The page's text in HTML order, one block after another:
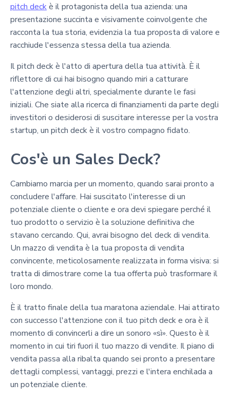
pitch deckè il protagonista della tua azienda: una
presentazione succinta e visivamente coinvolgente che
racconta la tua storia, evidenzia la tua proposta di valore e
racchiude l'essenza stessa della tua azienda.
Il pitch deck è l'atto di apertura della tua attività. È il
riflettore di cui hai bisogno quando miri a catturare
l'attenzione degli altri, specialmente durante le fasi
iniziali. Che siate alla ricerca di finanziamenti da parte degli
investitori o desiderosi di suscitare interesse per la vostra
startup, un pitch deck è il vostro compagno fidato.
Cos'è un Sales Deck?
Cambiamo marcia per un momento, quando sarai pronto a
concludere l'affare. Hai suscitato l'interesse di un
potenziale cliente o cliente e ora devi spiegare perché il
tuo prodotto o servizio è la soluzione definitiva che
stavano cercando. Qui, avrai bisogno del deck di vendita.
Un mazzo di vendita è la tua proposta di vendita
convincente, meticolosamente realizzata in forma visiva: si
tratta di dimostrare come la tua offerta può trasformare il
loro mondo.
È il tratto finale della tua maratona aziendale. Hai attirato
con successo l'attenzione con il tuo pitch deck e ora è il
momento di convincerli a dire un sonoro «sì». Questo è il
momento in cui tiri fuori il tuo mazzo di vendite. Il piano di
vendita passa alla ribalta quando sei pronto a presentare
dettagli complessi, vantaggi, prezzi e l'intera enchilada a
un potenziale cliente.